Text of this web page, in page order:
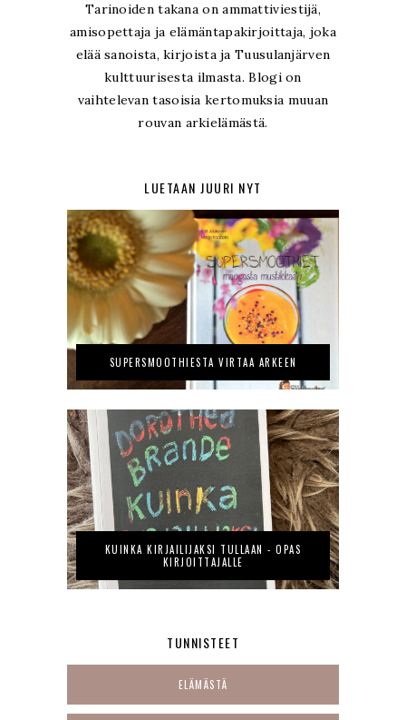
Tarinoiden takana on ammattiviestijä,
amisopettaja ja elämäntapakirjoittaja, joka
elää sanoista, kirjoista ja Tuusulanjärven
kulttuurisesta ilmasta. Blogi on
vaihtelevan tasoisia kertomuksia muuan
rouvan arkielämästä.
LUETAAN JUURI NYT
SUPERSMOOTHIESTA VIRTAA ARKEEN
KUINKA KIRJAILIJAKSI TULLAAN - OPAS
KIRJOITTAJALLE
TUNNISTEET
ELÄMÄSTÄ